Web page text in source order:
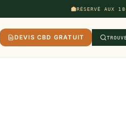
RÉSERVÉ AUX
DEVIS CBD GRATUIT